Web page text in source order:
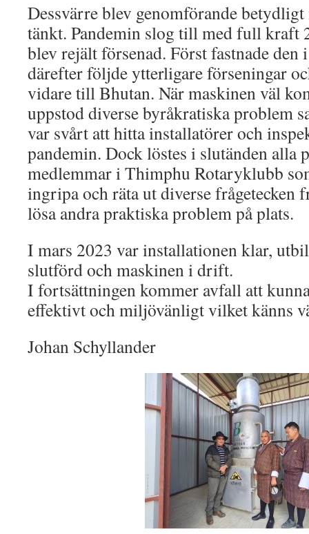
Dessvärre blev genomförande
tänkt. Pandemin slog till med full kraft
blev rejält försenad. Först fastnade den
därefter följde ytterligare förseningar
vidare till Bhutan. När maskinen väl
uppstod diverse byråkratiska problem
var svårt att hitta installatörer och
pandemin. Dock löstes i slutänden alla
medlemmar i Thimphu Rotaryklubb
ingripa och räta ut diverse frågetecken
lösa andra praktiska problem på plats.
I mars 2023 var installationen klar,
slutförd och maskinen i drift.
I fortsättningen kommer avfall att
effektivt och miljövänligt vilket känns
Johan Schyllander